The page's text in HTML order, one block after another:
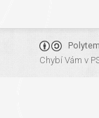
Chybí Vám v